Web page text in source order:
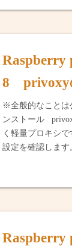
Raspberry
8 privoxy
※全般的なことは
ンストール
く軽量プロキシ
設定を確認します
Raspberry